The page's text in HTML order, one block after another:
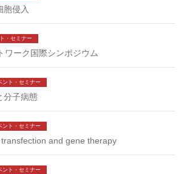
胞侵入
・セミナー
ワーク国際シンポジウム
ント・セミナー
分子病態
ント・セミナー
and gene therapy
ント・セミナー